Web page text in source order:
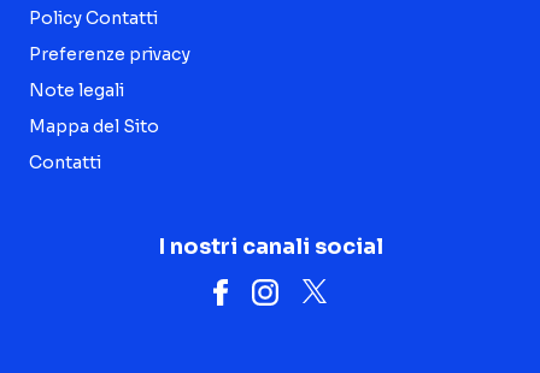
Policy Contatti
Preferenze privacy
Note legali
Mappa del Sito
Contatti
I nostri canali social